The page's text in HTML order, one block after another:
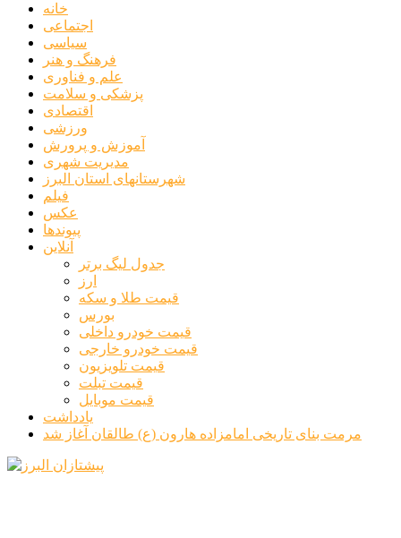
خانه
اجتماعی
سیاسی
فرهنگ و هنر
علم و فناوری
پزشکی و سلامت
اقتصادی
ورزشی
آموزش و پرورش
مدیریت شهری
شهرستانهای استان البرز
فیلم
عکس
پیوندها
آنلاین
جدول لیگ برتر
ارز
قیمت طلا و سکه
بورس
قیمت خودرو داخلی
قیمت خودرو خارجی
قیمت تلویزیون
قیمت تبلت
قیمت موبایل
یادداشت
مرمت بنای تاریخی امامزاده هارون (ع) طالقان آغاز شد